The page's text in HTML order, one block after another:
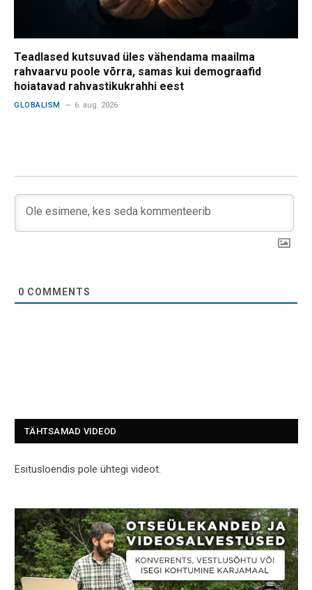
Teadlased kutsuvad üles vähendama maailma
rahvaarvu poole võrra, samas kui demograafid
hoiatavad rahvastikukrahhi eest
GLOBALISM 6. aug. 2026
0 COMMENTS
TÄHTSAMAD VIDEOD
Esitusloendis pole ühtegi videot.